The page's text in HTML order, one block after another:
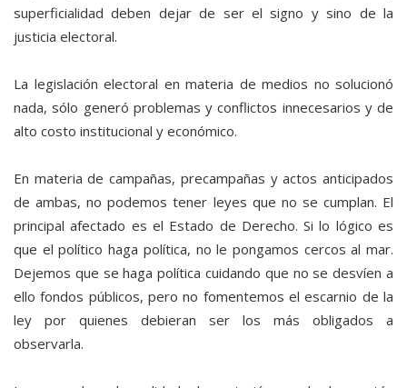
superficialidad deben dejar de ser el signo y sino de la
justicia electoral.
La legislación electoral en materia de medios no solucionó
nada, sólo generó problemas y conflictos innecesarios y de
alto costo institucional y económico.
En materia de campañas, precampañas y actos anticipados
de ambas, no podemos tener leyes que no se cumplan. El
principal afectado es el Estado de Derecho. Si lo lógico es
que el político haga política, no le pongamos cercos al mar.
Dejemos que se haga política cuidando que no se desvíen a
ello fondos públicos, pero no fomentemos el escarnio de la
ley por quienes debieran ser los más obligados a
observarla.